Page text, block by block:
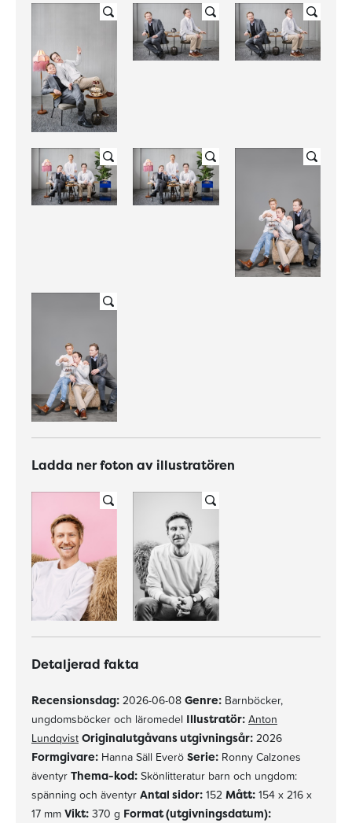
Ladda ner foton av illustratören
Detaljerad fakta
Recensionsdag: 2026-06-08 Genre: Barnböcker,
ungdomsböcker och läromedel Illustratör: Anton
Lundqvist Originalutgåvans utgivningsår: 2026
Formgivare: Hanna Säll Everö Serie: Ronny Calzones
äventyr Thema-kod: Skönlitteratur barn och ungdom:
spänning och äventyr Antal sidor: 152 Mått: 154 x 216 x
17 mm Vikt: 370 g Format (utgivningsdatum):